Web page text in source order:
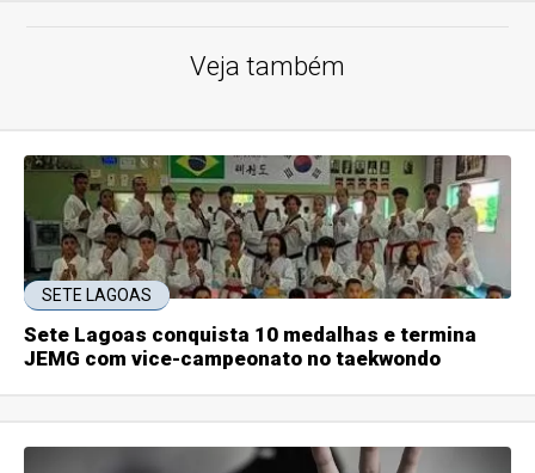
Veja também
SETE LAGOAS
Sete Lagoas conquista 10 medalhas e termina
JEMG com vice-campeonato no taekwondo